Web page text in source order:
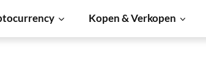
Kopen & Verkopen